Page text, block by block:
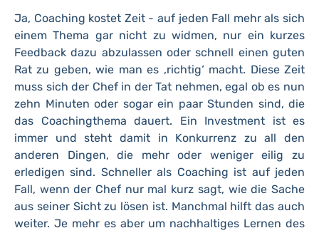
Ja, Coaching kostet Zeit - auf jeden Fall mehr als sich
einem Thema gar nicht zu widmen, nur ein kurzes
Feedback dazu abzulassen oder schnell einen guten
Rat zu geben, wie man es ‚richtig‘ macht. Diese Zeit
muss sich der Chef in der Tat nehmen, egal ob es nun
zehn Minuten oder sogar ein paar Stunden sind, die
das Coachingthema dauert. Ein Investment ist es
immer und steht damit in Konkurrenz zu all den
anderen Dingen, die mehr oder weniger eilig zu
erledigen sind. Schneller als Coaching ist auf jeden
Fall, wenn der Chef nur mal kurz sagt, wie die Sache
aus seiner Sicht zu lösen ist. Manchmal hilft das auch
weiter. Je mehr es aber um nachhaltiges Lernen des